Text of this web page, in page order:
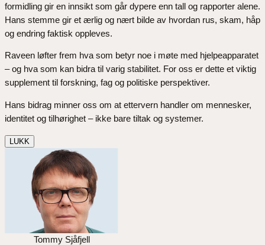
formidling gir en innsikt som går dypere enn tall og rapporter alene.
Hans stemme gir et ærlig og nært bilde av hvordan rus, skam, håp
og endring faktisk oppleves.
Raveen løfter frem hva som betyr noe i møte med hjelpeapparatet
– og hva som kan bidra til varig stabilitet. For oss er dette et viktig
supplement til forskning, fag og politiske perspektiver.
Hans bidrag minner oss om at ettervern handler om mennesker,
identitet og tilhørighet – ikke bare tiltak og systemer.
LUKK
Tommy Sjåfjell